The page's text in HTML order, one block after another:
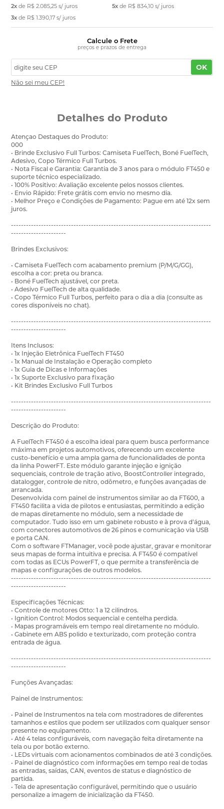
2xde R$ 2.085,25s/ juros
3xde R$ 1.390,17s/ juros
5x de R$ 834,10 s/ juros
Calcule o Frete
preços e prazos de entrega
OK
Não sei meu CEP!
Detalhes do Produto
Atençao Destaques do Produto:
000
• Brinde Exclusivo Full Turbos: Camiseta FuelTech, Boné FuelTech,
Adesivo, Copo Térmico Full Turbos.
• Nota Fiscal e Garantia: Garantia de 3 anos para o módulo FT450 e
suporte técnico especializado.
• 100% Positivo: Avaliação excelente pelos nossos clientes.
• Envio Rápido: Frete grátis com envio no mesmo dia.
• Melhor Preço e Condições de Pagamento: Pague em até 12x sem
juros.
--------------------------------------------------------------------------------
----------------------
Brindes Exclusivos:
• Camiseta FuelTech com acabamento premium (P/M/G/GG),
escolha a cor: preta ou branca.
• Boné FuelTech ajustável, cor preta.
• Adesivo FuelTech de alta qualidade.
• Copo Térmico Full Turbos, perfeito para o dia a dia (consulte as
cores disponíveis no chat).
--------------------------------------------------------------------------------
----------------------
Itens Inclusos:
• 1x Injeção Eletrônica FuelTech FT450
• 1x Manual de Instalação e Operação completo
• 1x Guia de Dicas e Informações
• 1x Suporte Exclusivo para fixação
• Kit Brindes Exclusivo Full Turbos
--------------------------------------------------------------------------------
----------------------
Descrição do Produto:
A FuelTech FT450 é a escolha ideal para quem busca performance
máxima em projetos automotivos, oferecendo um excelente
custo-benefício e uma ampla gama de funcionalidades de ponta
da linha PowerFT. Este módulo garante injeção e ignição
sequenciais, controle de tração ativo, BoostController integrado,
datalogger, controle de nitro, odômetro, e funções avançadas de
arrancada.
Desenvolvida com painel de instrumentos similar ao da FT600, a
FT450 facilita a vida de pilotos e entusiastas, permitindo a edição
de mapas diretamente no módulo, sem a necessidade de
computador. Tudo isso em um gabinete robusto e à prova d’água,
com conectores automotivos de 26 pinos e comunicação via USB
e porta CAN.
Com o software FTManager, você pode ajustar, gravar e monitorar
seus mapas de forma intuitiva e precisa. A FT450 é compatível
com todas as ECUs PowerFT, o que permite a transferência de
mapas e configurações de outros modelos.
--------------------------------------------------------------------------------
----------------------
Especificações Técnicas:
• Controle de motores Otto: 1 a 12 cilindros.
• Ignition Control: Modos sequencial e centelha perdida.
• Mapas programáveis em tempo real diretamente no módulo.
• Gabinete em ABS polido e texturizado, com proteção contra
entrada de água.
--------------------------------------------------------------------------------
----------------------
Funções Avançadas:
Painel de Instrumentos:
• Painel de Instrumentos na tela com mostradores de diferentes
tamanhos e estilos que podem ser utilizados com qualquer sensor
presente no equipamento.
• Até 4 telas configuráveis, com navegação feita diretamente na
tela ou por botão externo.
• LEDs virtuais com acionamentos combinados de até 3 condições.
• Painel de diagnóstico com informações em tempo real de todas
as entradas, saídas, CAN, eventos de status e diagnóstico de
partida.
• Tela de apresentação configurável, permitindo que o usuário
personalize a imagem de inicialização da FT450.